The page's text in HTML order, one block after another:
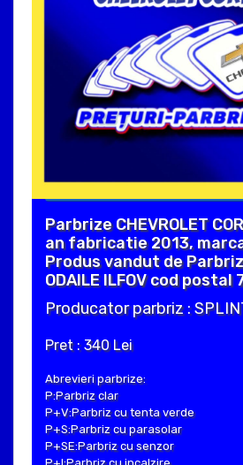
Parbrize CHEVROLET
an fabricatie 2013,
Produs vandut de
ODAILE ILFOV cod postal
Producator parbriz :
Pret : 340 Lei
Abrevieri parbrize:
P:Parbriz clar
P+V:Parbriz cu tenta verde
P+S:Parbriz cu parasolar
P+SE:Parbriz cu senzor